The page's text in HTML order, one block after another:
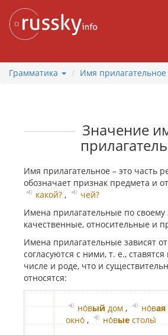
содержанию
Грамматика Имя прилагательное
Значение
Имя прилагательное – это часть
обозначает признак предмета и
какой? ,
чей?
Имена прилагательные по
качественные, относительные и
Имена прилагательные зависят
согласуются с ними, т. е.,
числе и роде, что и
относятся:
но́вый дом , но́вая
окно́ , но́вые столы́